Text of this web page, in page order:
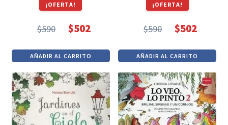
¡OFERTA!
$590
precio
original
era:
$590.
$502
precio
actual
es:
$502.
AÑADIR AL CARRITO
¡OFERTA!
$590
precio
original
era:
$590.
$502
precio
actual
es:
$502.
AÑADIR AL CARRITO